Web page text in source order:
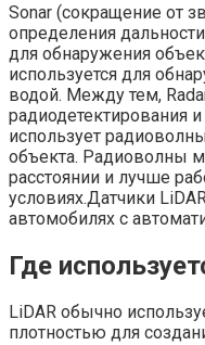
Sonar (сокращение от
определения
для обнаружения
используется для
водой. Между тем,
радиодетектирования
использует
объекта. Радиоволны
расстоянии и лучше
условиях.Датчики
автомобилях с
Где
LiDAR обычно
плотностью для